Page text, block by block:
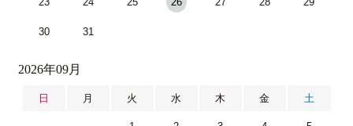
30 31
2026年09月
日 月 火 水 木 金 土